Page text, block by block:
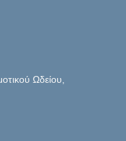
Ωδείου,